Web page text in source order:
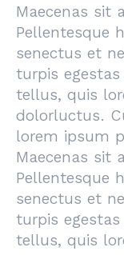
Maecenas sit
Pellentesque
senectus et
turpis
tellus, quis
dolorluctus.
lorem ipsum
Maecenas sit
Pellentesque
senectus et
turpis
tellus, quis